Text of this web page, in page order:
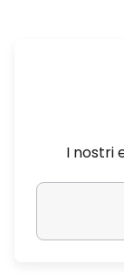
I nostri